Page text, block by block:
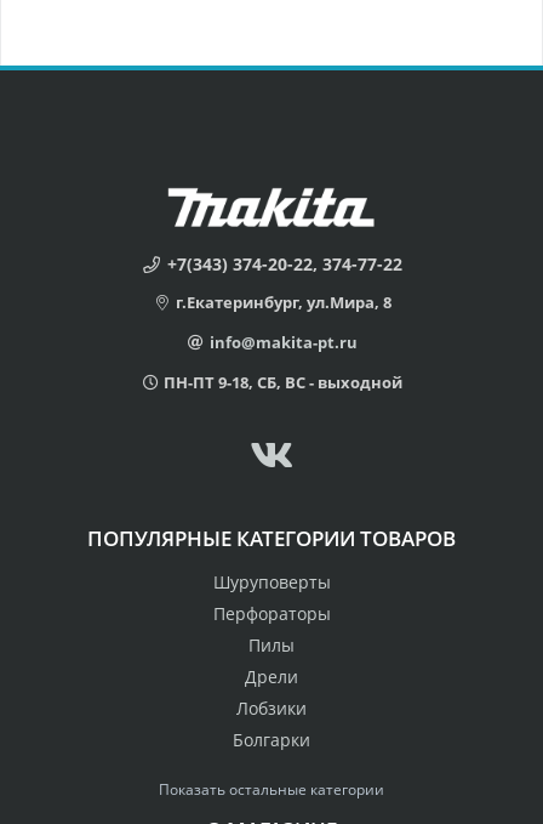
+7(343) 374-20-22, 374-77-22
г.Екатеринбург, ул.Мира, 8
info@makita-pt.ru
ПН-ПТ 9-18, СБ, ВС - выходной
ПОПУЛЯРНЫЕ КАТЕГОРИИ ТОВАРОВ
Шуруповерты
Перфораторы
Пилы
Дрели
Лобзики
Болгарки
Показать остальные категории